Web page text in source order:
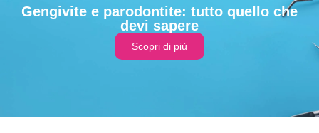
Gengivite e parodontite: tutto quello che
devi sapere
Scopri di più